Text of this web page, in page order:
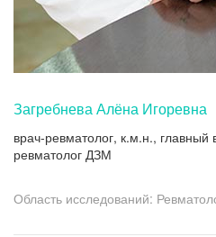
Загребнева Алёна Игоревна
врач-ревматолог, к.м.н.,
ревматолог ДЗМ
Область исследований: